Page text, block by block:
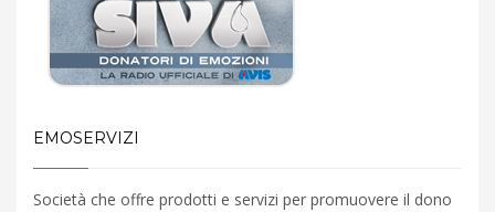
EMOSERVIZI
Società che offre prodotti e servizi per promuovere il dono